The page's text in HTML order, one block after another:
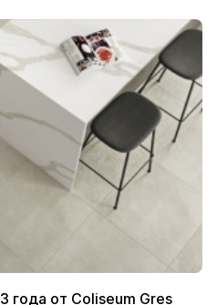
года от Coliseum Gres